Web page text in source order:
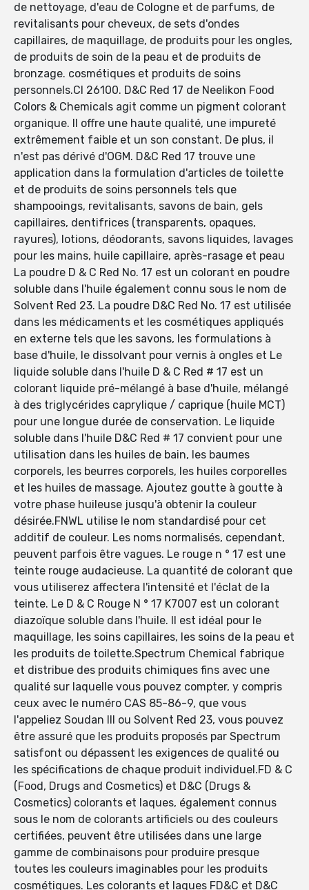
de nettoyage, d'eau de Cologne et de parfums, de
revitalisants pour cheveux, de sets d'ondes
capillaires, de maquillage, de produits pour les ongles,
de produits de soin de la peau et de produits de
bronzage. cosmétiques et produits de soins
personnels.CI 26100. D&C Red 17 de Neelikon Food
Colors & Chemicals agit comme un pigment colorant
organique. Il offre une haute qualité, une impureté
extrêmement faible et un son constant. De plus, il
n'est pas dérivé d'OGM. D&C Red 17 trouve une
application dans la formulation d'articles de toilette
et de produits de soins personnels tels que
shampooings, revitalisants, savons de bain, gels
capillaires, dentifrices (transparents, opaques,
rayures), lotions, déodorants, savons liquides, lavages
pour les mains, huile capillaire, après-rasage et peau
La poudre D & C Red No. 17 est un colorant en poudre
soluble dans l'huile également connu sous le nom de
Solvent Red 23. La poudre D&C Red No. 17 est utilisée
dans les médicaments et les cosmétiques appliqués
en externe tels que les savons, les formulations à
base d'huile, le dissolvant pour vernis à ongles et Le
liquide soluble dans l'huile D & C Red # 17 est un
colorant liquide pré-mélangé à base d'huile, mélangé
à des triglycérides caprylique / caprique (huile MCT)
pour une longue durée de conservation. Le liquide
soluble dans l'huile D&C Red # 17 convient pour une
utilisation dans les huiles de bain, les baumes
corporels, les beurres corporels, les huiles corporelles
et les huiles de massage. Ajoutez goutte à goutte à
votre phase huileuse jusqu'à obtenir la couleur
désirée.FNWL utilise le nom standardisé pour cet
additif de couleur. Les noms normalisés, cependant,
peuvent parfois être vagues. Le rouge n ° 17 est une
teinte rouge audacieuse. La quantité de colorant que
vous utiliserez affectera l'intensité et l'éclat de la
teinte. Le D & C Rouge N ° 17 K7007 est un colorant
diazoïque soluble dans l'huile. Il est idéal pour le
maquillage, les soins capillaires, les soins de la peau et
les produits de toilette.Spectrum Chemical fabrique
et distribue des produits chimiques fins avec une
qualité sur laquelle vous pouvez compter, y compris
ceux avec le numéro CAS 85-86-9, que vous
l'appeliez Soudan III ou Solvent Red 23, vous pouvez
être assuré que les produits proposés par Spectrum
satisfont ou dépassent les exigences de qualité ou
les spécifications de chaque produit individuel.FD & C
(Food, Drugs and Cosmetics) et D&C (Drugs &
Cosmetics) colorants et laques, également connus
sous le nom de colorants artificiels ou des couleurs
certifiées, peuvent être utilisées dans une large
gamme de combinaisons pour produire presque
toutes les couleurs imaginables pour les produits
cosmétiques. Les colorants et laques FD&C et D&C